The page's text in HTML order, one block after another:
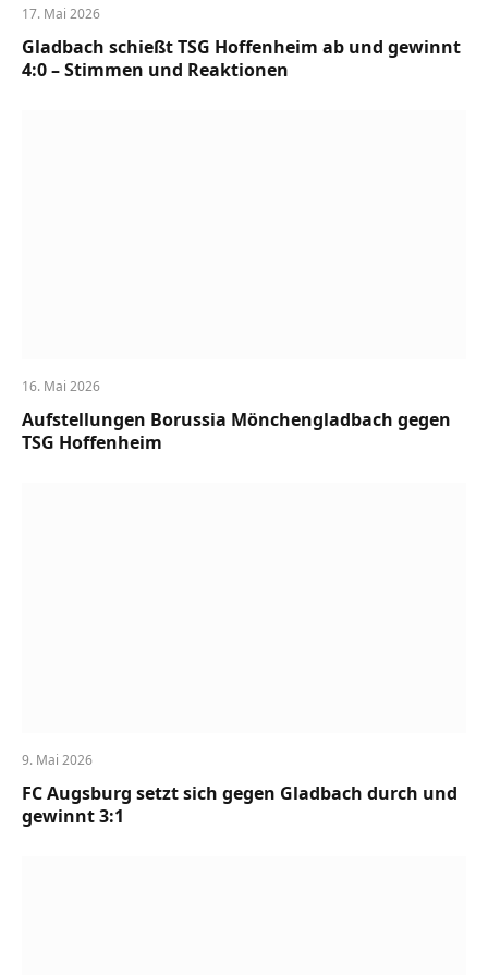
17. Mai 2026
Gladbach schießt TSG Hoffenheim ab und gewinnt
4:0 – Stimmen und Reaktionen
16. Mai 2026
Aufstellungen Borussia Mönchengladbach gegen
TSG Hoffenheim
9. Mai 2026
FC Augsburg setzt sich gegen Gladbach durch und
gewinnt 3:1